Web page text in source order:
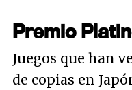
Premio
Juegos que han
de copias en